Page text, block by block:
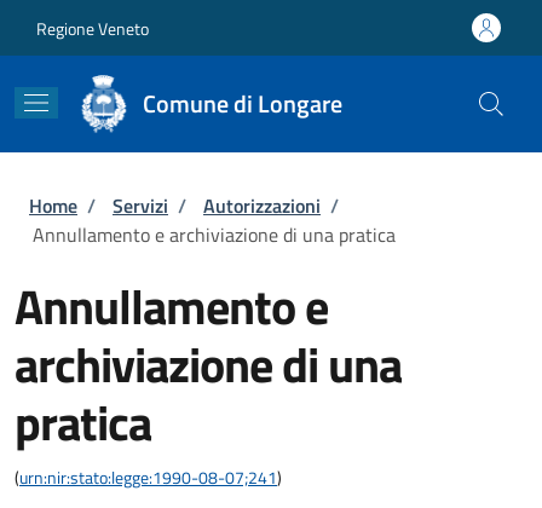
Regione Veneto
Comune di Longare
Briciole di pane
Home / Servizi / Autorizzazioni /
Annullamento e archiviazione di una pratica
Annullamento e
archiviazione di una
pratica
(urn:nir:stato:legge:1990-08-07;241)